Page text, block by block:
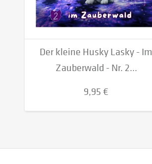
Der kleine Husky Lasky - Im
Zauberwald - Nr. 2...
9,95 €